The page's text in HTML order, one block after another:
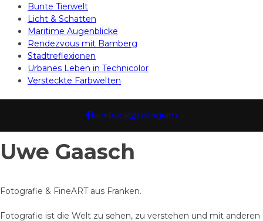
Bunte Tierwelt
Licht & Schatten
Maritime Augenblicke
Rendezvous mit Bamberg
Stadtreflexionen
Urbanes Leben in Technicolor
Versteckte Farbwelten
facebook instagram
Uwe Gaasch
Fotografie & FineART aus Franken.
Fotografie ist die Welt zu sehen, zu verstehen und mit anderen